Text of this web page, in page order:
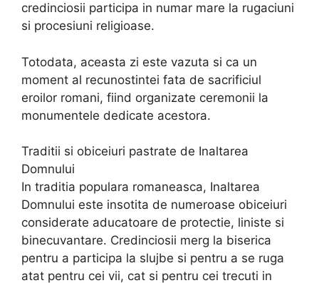
credinciosii participa in numar mare la rugaciuni
si procesiuni religioase.
Totodata, aceasta zi este vazuta si ca un
moment al recunostintei fata de sacrificiul
eroilor romani, fiind organizate ceremonii la
monumentele dedicate acestora.
Traditii si obiceiuri pastrate de Inaltarea
Domnului
In traditia populara romaneasca, Inaltarea
Domnului este insotita de numeroase obiceiuri
considerate aducatoare de protectie, liniste si
binecuvantare. Credinciosii merg la biserica
pentru a participa la slujbe si pentru a se ruga
atat pentru cei vii, cat si pentru cei trecuti in